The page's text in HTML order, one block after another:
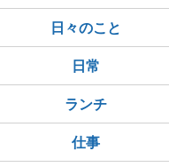
ハーモニーキューブ
日々のこと
日常
ランチ
仕事